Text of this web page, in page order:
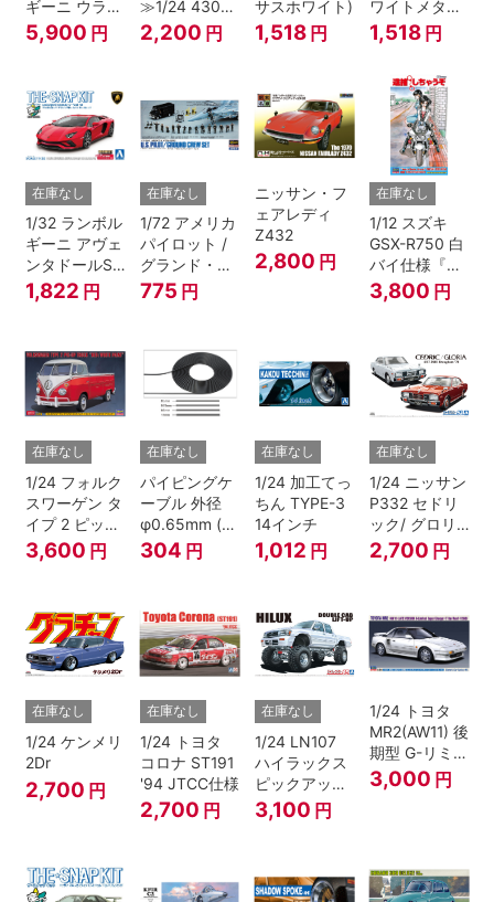
ギーニ ウラカ
ン Ver.1
5,900 円
≫1/24 430セ
ドリック
2,200 円
サスホワイト)
1,518 円
ワイトメタリ
ック)
1,518 円
在庫なし
1/32 ランボル
ギーニ アヴェ
ンタドールS
パールレッド
1,822 円
在庫なし
1/72 アメリカ
パイロット /
グランド・ク
ルーセット
775 円
ニッサン・フ
ェアレディ
Z432
2,800 円
在庫なし
1/12 スズキ
GSX-R750 白
バイ仕様『逮
捕しちゃう
ぞ』
3,800 円
在庫なし
1/24 フォルク
スワーゲン タ
イプ 2 ピック
アップ トラッ
ク レッド/ホ
ト
3,600 円
在庫なし
パイピングケ
ーブル 外径
φ0.65mm (ブ
ラック)
304 円
在庫なし
1/24 加工てっ
ちん TYPE-3
14インチ
1,012 円
在庫なし
1/24 ニッサン
P332 セドリ
ック/ グロリ
ア 4HT280E
ブロアム '78
2,700 円
在庫なし
1/24 ケンメリ
2Dr
2,700 円
在庫なし
1/24 トヨタ
コロナ ST191
'94 JTCC仕様
2,700 円
在庫なし
1/24 LN107
ハイラックス
ピックアップ
ダブルキャブ
リフトアップ
3,100 円
1/24 トヨタ
MR2(AW11) 後
期型 G-リミテ
ッド スーパー
チャージャー
3,000 円